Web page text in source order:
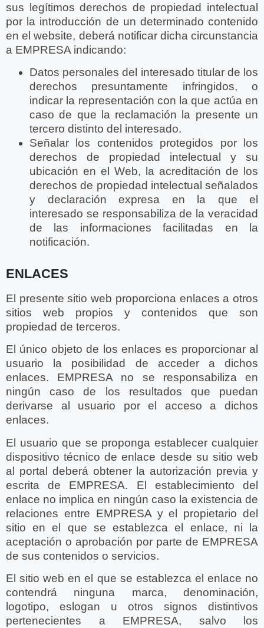
sus legítimos derechos de propiedad intelectual
por la introducción de un determinado contenido
en el website, deberá notificar dicha circunstancia
a EMPRESA indicando:
Datos personales del interesado titular de los
derechos presuntamente infringidos, o
indicar la representación con la que actúa en
caso de que la reclamación la presente un
tercero distinto del interesado.
Señalar los contenidos protegidos por los
derechos de propiedad intelectual y su
ubicación en el Web, la acreditación de los
derechos de propiedad intelectual señalados
y declaración expresa en la que el
interesado se responsabiliza de la veracidad
de las informaciones facilitadas en la
notificación.
ENLACES
El presente sitio web proporciona enlaces a otros
sitios web propios y contenidos que son
propiedad de terceros.
El único objeto de los enlaces es proporcionar al
usuario la posibilidad de acceder a dichos
enlaces. EMPRESA no se responsabiliza en
ningún caso de los resultados que puedan
derivarse al usuario por el acceso a dichos
enlaces.
El usuario que se proponga establecer cualquier
dispositivo técnico de enlace desde su sitio web
al portal deberá obtener la autorización previa y
escrita de EMPRESA. El establecimiento del
enlace no implica en ningún caso la existencia de
relaciones entre EMPRESA y el propietario del
sitio en el que se establezca el enlace, ni la
aceptación o aprobación por parte de EMPRESA
de sus contenidos o servicios.
El sitio web en el que se establezca el enlace no
contendrá ninguna marca, denominación,
logotipo, eslogan u otros signos distintivos
pertenecientes a EMPRESA, salvo los